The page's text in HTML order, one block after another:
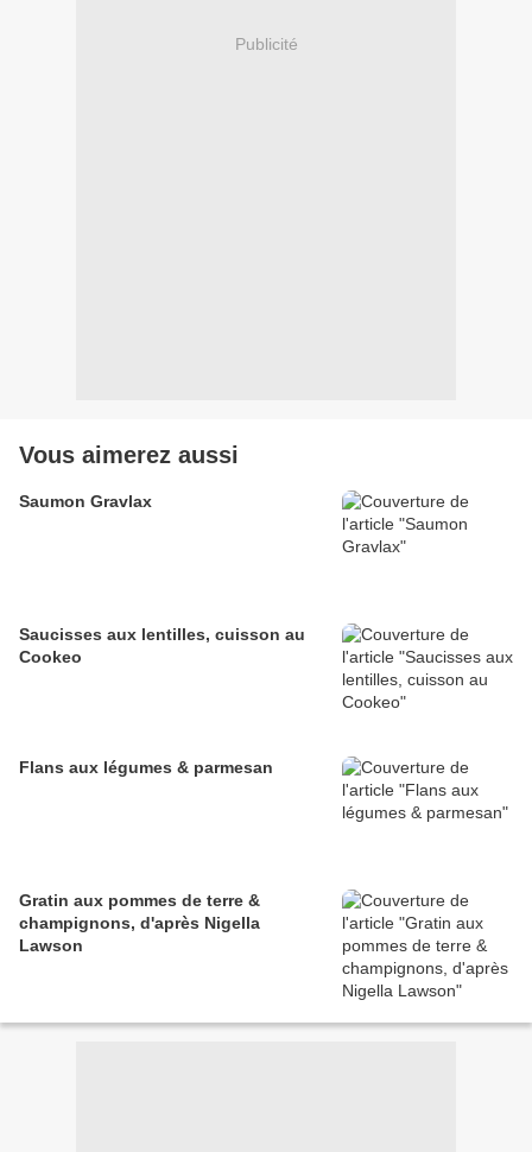
Publicité
Vous aimerez aussi
Saumon Gravlax
Saucisses aux lentilles, cuisson au
Cookeo
Flans aux légumes & parmesan
Gratin aux pommes de terre &
champignons, d'après Nigella
Lawson